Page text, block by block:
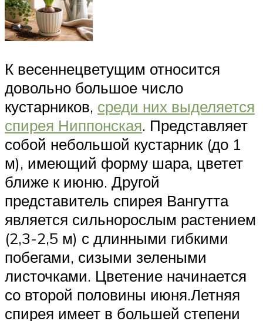
К весеннецветущим относится
довольно большое число
кустарников, среди них выделяется
спирея Ниппонская. Представляет
собой небольшой кустарник (до 1
м), имеющий форму шара, цветет
ближе к июню. Другой
представитель спирея Вангутта
является сильнорослым растением
(2,3-2,5 м) с длинными гибкими
побегами, сизыми зелеными
листочками. Цветение начинается
со второй половины июня.Летняя
спирея имеет в большей степени